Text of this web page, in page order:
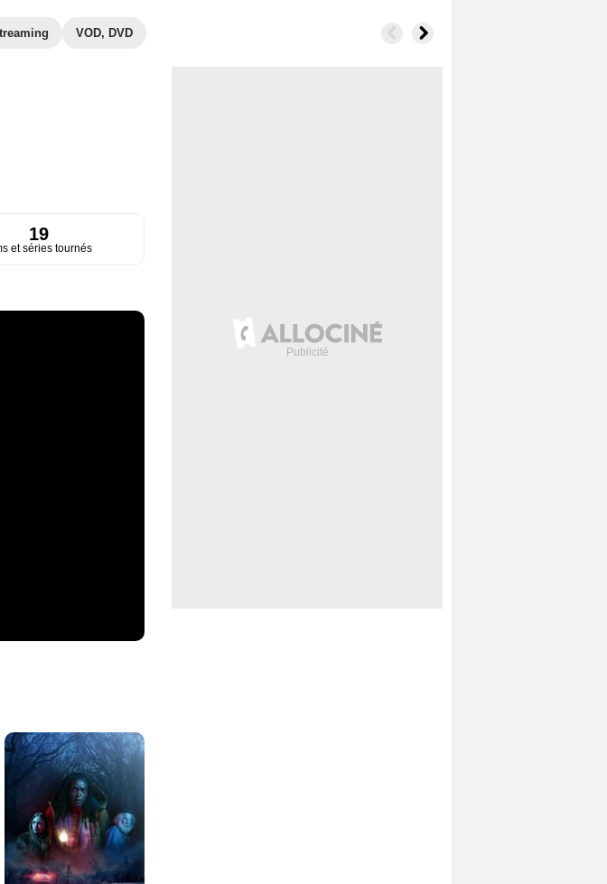
VOD, DVD
19
et séries tournés